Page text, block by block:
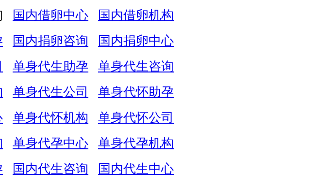
国内借卵中心
国内借卵机构
国内捐卵咨询
国内捐卵中心
单身代生助孕
单身代生咨询
单身代生公司
单身代怀助孕
单身代怀机构
单身代怀公司
单身代孕中心
单身代孕机构
国内代生咨询
国内代生中心